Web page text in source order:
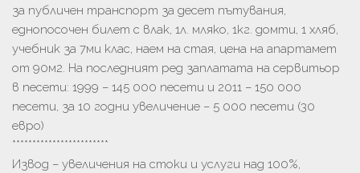
за публичен транспорт за десет пътувания,
еднопосочен билет с влак, 1л. мляко, 1кг. домти, 1 хляб,
учебник за 7ми клас, наем на стая, цена на апартамет
от 90м2. На последният ред заплатата на сервитьор
в песети: 1999 – 145 000 песети и 2011 – 150 000
песети, за 10 годни увеличение – 5 000 песети (30
евро)
************************
Извод – увеличения на стоки и услуги над 100%,